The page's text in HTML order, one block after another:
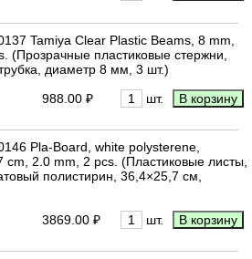
Tamiya Clear Plastic Beams, 8 mm,
(Прозрачные пластиковые стержни,
диаметр 8 мм, 3 шт.)
988.00 ₽
шт.
Pla-Board, white polysterene,
cm, 2.0 mm, 2 pcs. (Пластиковые листы,
полистирин, 36,4×25,7 см,
3869.00 ₽
шт.